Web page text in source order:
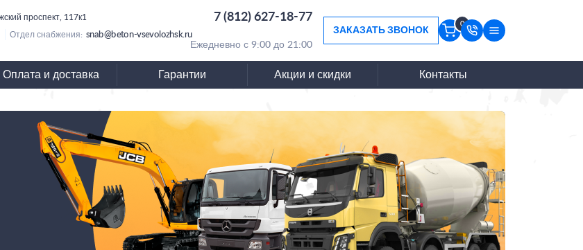
проспект, 117к1 7 (812) 627-18-77
Отдел снабжения: snab@beton-vsevolozhsk.ru
Ежедневно с 9:00 до 21:00
ЗАКАЗАТЬ ЗВОНОК
0
Оплата и доставка Гарантии Акции и скидки Контакты